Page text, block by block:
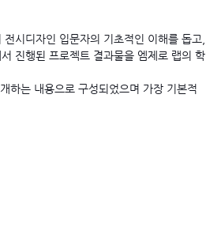
시디자인 입문자의 기초적인 이해를 돕고,
진행된 프로젝트 결과물을 엠제로 랩의 학
하는 내용으로 구성되었으며 가장 기본적